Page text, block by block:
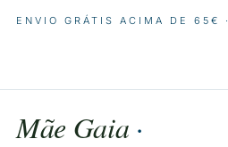
ENVIO GRÁTIS ACIMA DE 65€ ·
Mãe Gaia ·